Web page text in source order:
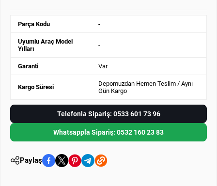
Parça Kodu -
Uyumlu Araç Model
Yılları
-
Garanti Var
Kargo Süresi
Depomuzdan Hemen Teslim / Aynı
Gün Kargo
Telefonla Sipariş: 0533 601 73 96
Whatsappla Sipariş: 0532 160 23 83
Paylaş